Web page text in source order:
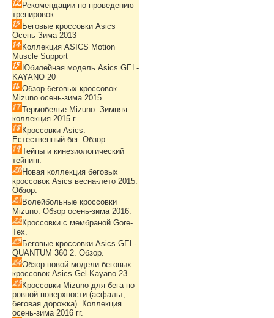
Рекомендации по проведению
тренировок
Беговые кроссовки Asics
Осень-Зима 2013
Коллекция ASICS Motion
Muscle Support
Юбилейная модель Asics GEL-
KAYANO 20
Обзор беговых кроссовок
Mizuno осень-зима 2015
Термобелье Mizuno. Зимняя
коллекция 2015 г.
Кроссовки Asics.
Естественный бег. Обзор.
Тейпы и кинезиологический
тейпинг.
Новая коллекция беговых
кроссовок Asics весна-лето 2015.
Обзор.
Волейбольные кроссовки
Mizuno. Обзор осень-зима 2016.
Кроссовки с мембраной Gore-
Tex.
Беговые кроссовки Asics GEL-
QUANTUM 360 2. Обзор.
Обзор новой модели беговых
кроссовок Asics Gel-Kayano 23.
Кроссовки Mizuno для бега по
ровной поверхности (асфальт,
беговая дорожка). Коллекция
осень-зима 2016 гг.